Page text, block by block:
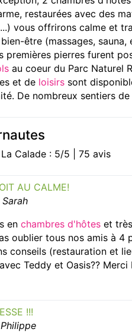
restaurées avec des
vous offrirons calme et
être (massages,
premières pierres furent
au coeur du Parc Naturel
et de loisirs sont
De nombreux sentiers
Calade : 5/5 | 75 avis
AU CALME!
en chambres d'hôtes et
oublier tous nos amis à
conseils (restauration et
Teddy et Oasis??
!!!